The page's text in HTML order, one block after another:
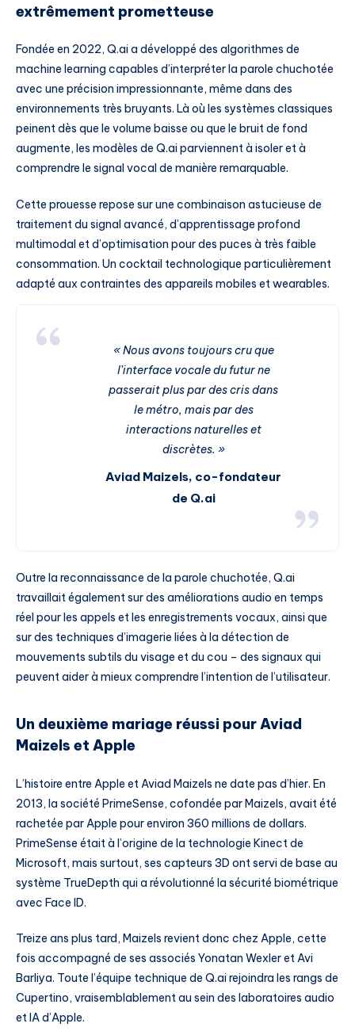
extrêmement prometteuse
Fondée en 2022, Q.ai a développé des algorithmes de
machine learning capables d’interpréter la parole chuchotée
avec une précision impressionnante, même dans des
environnements très bruyants. Là où les systèmes classiques
peinent dès que le volume baisse ou que le bruit de fond
augmente, les modèles de Q.ai parviennent à isoler et à
comprendre le signal vocal de manière remarquable.
Cette prouesse repose sur une combinaison astucieuse de
traitement du signal avancé, d’apprentissage profond
multimodal et d’optimisation pour des puces à très faible
consommation. Un cocktail technologique particulièrement
adapté aux contraintes des appareils mobiles et wearables.
« Nous avons toujours cru que
l’interface vocale du futur ne
passerait plus par des cris dans
le métro, mais par des
interactions naturelles et
discrètes. »
Aviad Maizels, co-fondateur
de Q.ai
Outre la reconnaissance de la parole chuchotée, Q.ai
travaillait également sur des améliorations audio en temps
réel pour les appels et les enregistrements vocaux, ainsi que
sur des techniques d’imagerie liées à la détection de
mouvements subtils du visage et du cou – des signaux qui
peuvent aider à mieux comprendre l’intention de l’utilisateur.
Un deuxième mariage réussi pour Aviad
Maizels et Apple
L’histoire entre Apple et Aviad Maizels ne date pas d’hier. En
2013, la société PrimeSense, cofondée par Maizels, avait été
rachetée par Apple pour environ 360 millions de dollars.
PrimeSense était à l’origine de la technologie Kinect de
Microsoft, mais surtout, ses capteurs 3D ont servi de base au
système TrueDepth qui a révolutionné la sécurité biométrique
avec Face ID.
Treize ans plus tard, Maizels revient donc chez Apple, cette
fois accompagné de ses associés Yonatan Wexler et Avi
Barliya. Toute l’équipe technique de Q.ai rejoindra les rangs de
Cupertino, vraisemblablement au sein des laboratoires audio
et IA d’Apple.